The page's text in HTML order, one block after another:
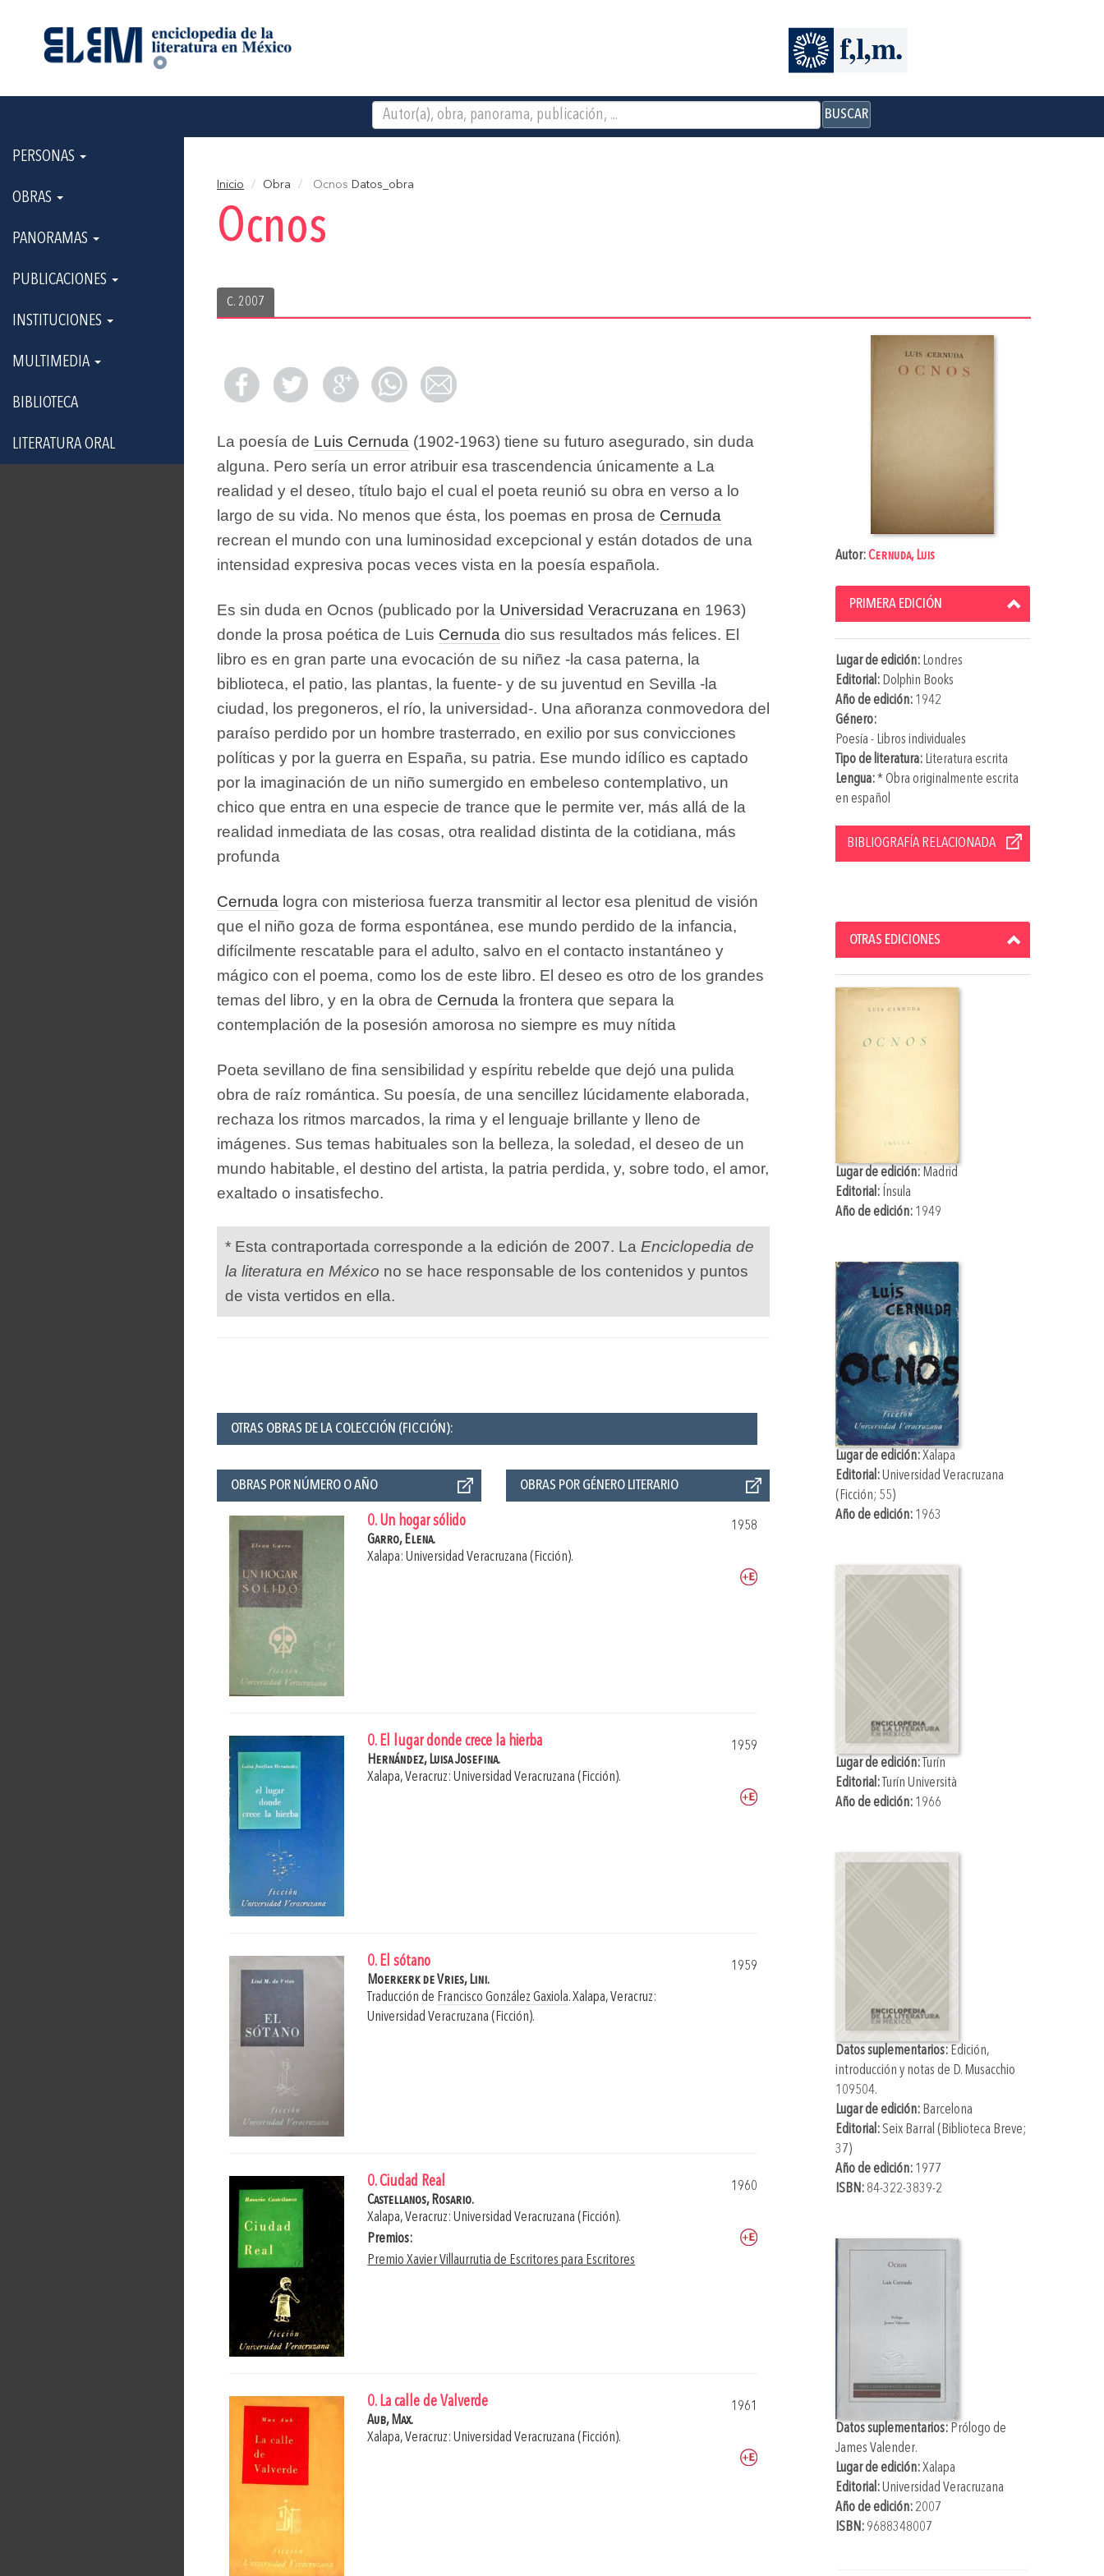
BUSCAR
PERSONAS
OBRAS
PANORAMAS
PUBLICACIONES
INSTITUCIONES
MULTIMEDIA
BIBLIOTECA
LITERATURA ORAL
Inicio Obra Ocnos Datos_obra
Ocnos
C. 2007
Autor:Cernuda, Luis
PRIMERA EDICIÓN
Lugar de edición: Londres
Editorial: Dolphin Books
Año de edición:1942
Género:
Poesía - Libros individuales
Tipo de literatura:Literatura escrita
Lengua:* Obra originalmente escrita
en español
BIBLIOGRAFÍA RELACIONADA
OTRAS EDICIONES
Lugar de edición: Madrid
Editorial: Ínsula
Año de edición:1949
Lugar de edición:Xalapa
Editorial:Universidad Veracruzana
(Ficción; 55)
Año de edición:1963
Lugar de edición: Turín
Editorial: Turín Università
Año de edición:1966
Datos suplementarios: Edición,
introducción y notas de D. Musacchio
109504.
Lugar de edición: Barcelona
Editorial:Seix Barral (Biblioteca Breve;
37)
Año de edición:1977
ISBN: 84-322-3839-2
Datos suplementarios: Prólogo de
James Valender.
Lugar de edición:Xalapa
Editorial:Universidad Veracruzana
Año de edición:2007
ISBN: 9688348007
La poesía de Luis Cernuda (1902-1963) tiene su futuro asegurado, sin duda
alguna. Pero sería un error atribuir esa trascendencia únicamente a La
realidad y el deseo, título bajo el cual el poeta reunió su obra en verso a lo
largo de su vida. No menos que ésta, los poemas en prosa de Cernuda
recrean el mundo con una luminosidad excepcional y están dotados de una
intensidad expresiva pocas veces vista en la poesía española.
Es sin duda en Ocnos (publicado por la Universidad Veracruzana en 1963)
donde la prosa poética de Luis Cernuda dio sus resultados más felices. El
libro es en gran parte una evocación de su niñez -la casa paterna, la
biblioteca, el patio, las plantas, la fuente- y de su juventud en Sevilla -la
ciudad, los pregoneros, el río, la universidad-. Una añoranza conmovedora del
paraíso perdido por un hombre trasterrado, en exilio por sus convicciones
políticas y por la guerra en España, su patria. Ese mundo idílico es captado
por la imaginación de un niño sumergido en embeleso contemplativo, un
chico que entra en una especie de trance que le permite ver, más allá de la
realidad inmediata de las cosas, otra realidad distinta de la cotidiana, más
profunda
Cernuda logra con misteriosa fuerza transmitir al lector esa plenitud de visión
que el niño goza de forma espontánea, ese mundo perdido de la infancia,
difícilmente rescatable para el adulto, salvo en el contacto instantáneo y
mágico con el poema, como los de este libro. El deseo es otro de los grandes
temas del libro, y en la obra de Cernuda la frontera que separa la
contemplación de la posesión amorosa no siempre es muy nítida
Poeta sevillano de fina sensibilidad y espíritu rebelde que dejó una pulida
obra de raíz romántica. Su poesía, de una sencillez lúcidamente elaborada,
rechaza los ritmos marcados, la rima y el lenguaje brillante y lleno de
imágenes. Sus temas habituales son la belleza, la soledad, el deseo de un
mundo habitable, el destino del artista, la patria perdida, y, sobre todo, el amor,
exaltado o insatisfecho.
* Esta contraportada corresponde a la edición de 2007. La Enciclopedia de
la literatura en México no se hace responsable de los contenidos y puntos
de vista vertidos en ella.
OTRAS OBRAS DE LA COLECCIÓN (FICCIÓN):
OBRAS POR NÚMERO O AÑO OBRAS POR GÉNERO LITERARIO
0. Un hogar sólido
1958
Garro, Elena.
Xalapa: Universidad Veracruzana (Ficción).
0. El lugar donde crece la hierba
1959
Hernández, Luisa Josefina.
Xalapa, Veracruz: Universidad Veracruzana (Ficción).
0. El sótano
1959
Moerkerk de Vries, Lini.
Traducción de Francisco González Gaxiola.Xalapa, Veracruz:
Universidad Veracruzana (Ficción).
0. Ciudad Real
1960
Castellanos, Rosario.
Xalapa, Veracruz: Universidad Veracruzana (Ficción).
Premios:
Premio Xavier Villaurrutia de Escritores para Escritores
0. La calle de Valverde
1961
Aub, Max.
Xalapa, Veracruz: Universidad Veracruzana (Ficción).